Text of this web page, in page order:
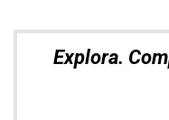
Explora.